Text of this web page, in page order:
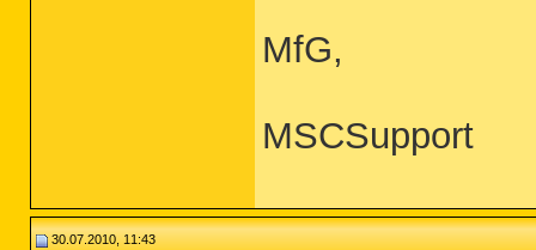
MfG,
MSCSupport
30.07.2010, 11:43